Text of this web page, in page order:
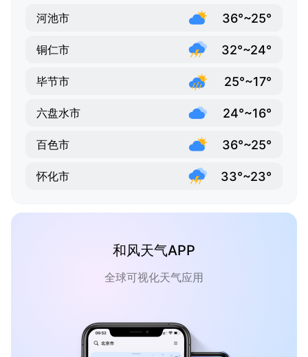
河池市 36°~25°
铜仁市 32°~24°
毕节市 25°~17°
六盘水市 24°~16°
百色市 36°~25°
怀化市 33°~23°
和风天气APP
全球可视化天气应用